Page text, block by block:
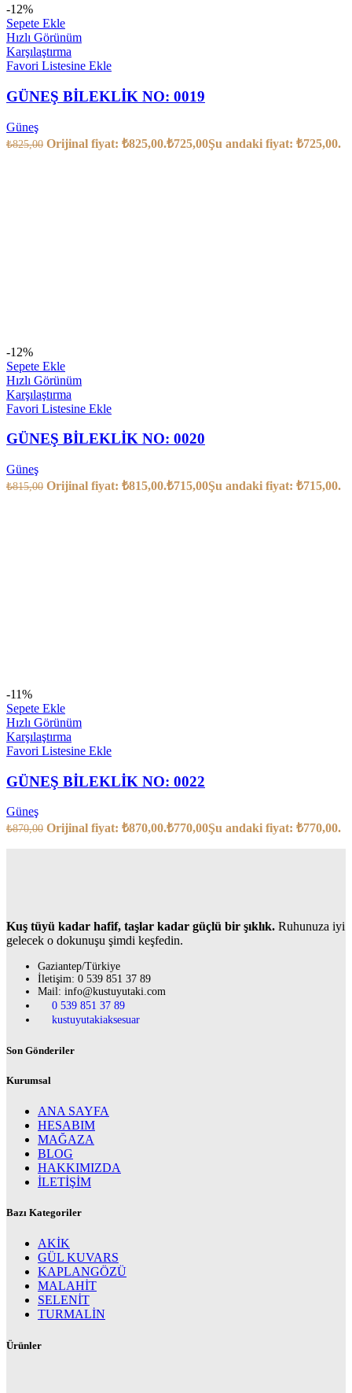
-12%
Sepete Ekle
Hızlı Görünüm
Karşılaştırma
Favori Listesine Ekle
GÜNEŞ BİLEKLİK NO: 0019
Güneş
₺825,00 Orijinal fiyat: ₺825,00.₺725,00Şu andaki fiyat: ₺725,00.
-12%
Sepete Ekle
Hızlı Görünüm
Karşılaştırma
Favori Listesine Ekle
GÜNEŞ BİLEKLİK NO: 0020
Güneş
₺815,00 Orijinal fiyat: ₺815,00.₺715,00Şu andaki fiyat: ₺715,00.
-11%
Sepete Ekle
Hızlı Görünüm
Karşılaştırma
Favori Listesine Ekle
GÜNEŞ BİLEKLİK NO: 0022
Güneş
₺870,00 Orijinal fiyat: ₺870,00.₺770,00Şu andaki fiyat: ₺770,00.
Kuş tüyü kadar hafif, taşlar kadar güçlü bir şıklık. Ruhunuza iyi
gelecek o dokunuşu şimdi keşfedin.
Gaziantep/Türkiye
İletişim: 0 539 851 37 89
Mail: info@kustuyutaki.com
0 539 851 37 89
kustuyutakiaksesuar
Son Gönderiler
Kurumsal
ANA SAYFA
HESABIM
MAĞAZA
BLOG
HAKKIMIZDA
İLETİŞİM
Bazı Kategoriler
AKİK
GÜL KUVARS
KAPLANGÖZÜ
MALAHİT
SELENİT
TURMALİN
Ürünler